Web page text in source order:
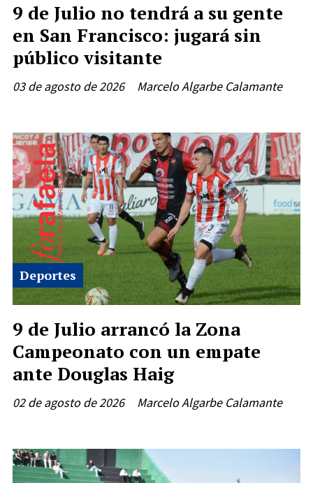
9 de Julio no tendrá a su gente
en San Francisco: jugará sin
público visitante
Marcelo Algarbe Calamante
03 de agosto de 2026
9 de Julio arrancó la Zona
Campeonato con un empate
ante Douglas Haig
Marcelo Algarbe Calamante
Deportes
02 de agosto de 2026